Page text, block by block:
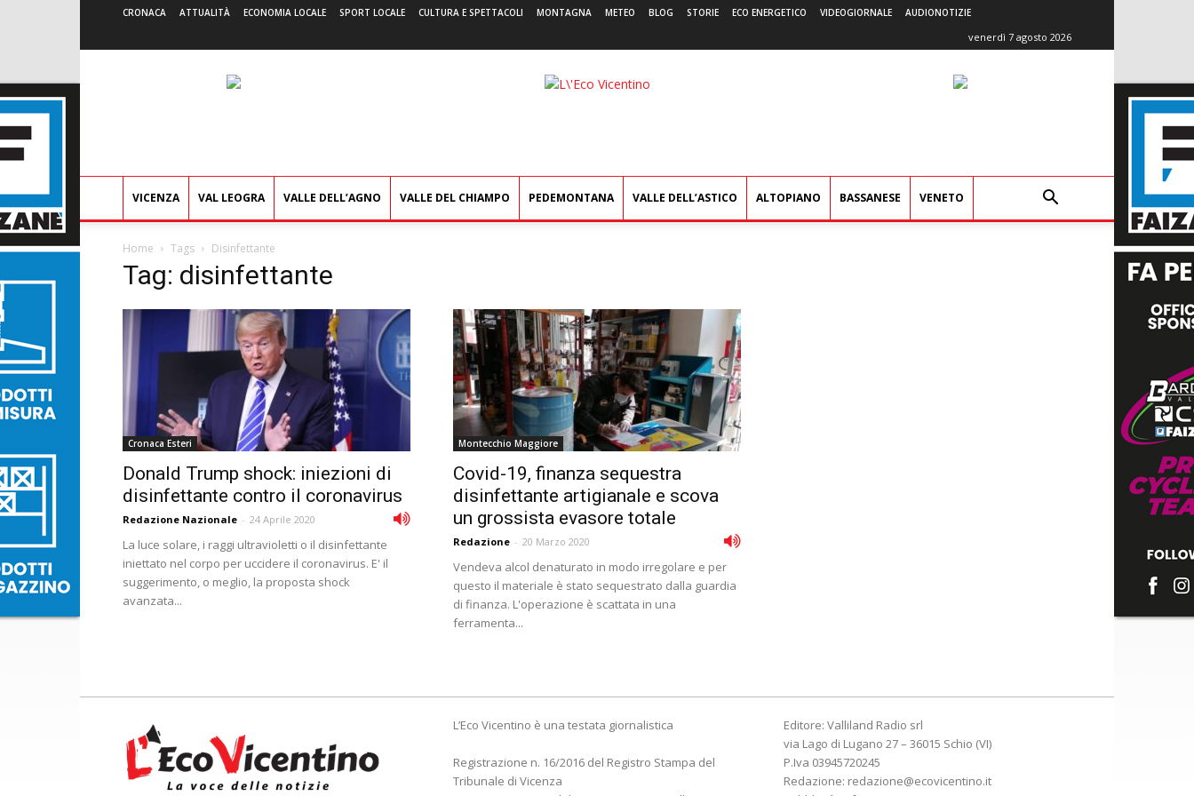
CRONACA ATTUALITÀ ECONOMIA LOCALE SPORT LOCALE CULTURA E SPETTACOLI MONTAGNA METEO BLOG STORIE ECO ENERGETICO VIDEOGIORNALE AUDIONOTIZIE
venerdì 7 agosto 2026
L'Eco
VICENZA VAL LEOGRA VALLE DELL’AGNO VALLE DEL CHIAMPO PEDEMONTANA VALLE DELL’ASTICO ALTOPIANO BASSANESE VENETO
Home Tags Disinfettante
Tag: disinfettante
Cronaca Esteri
Donald Trump shock: iniezioni di
disinfettante contro il coronavirus
Redazione Nazionale - 24 Aprile 2020
La luce solare, i raggi ultravioletti o il disinfettante
iniettato nel corpo per uccidere il coronavirus. E' il
suggerimento, o meglio, la proposta shock
avanzata...
Montecchio Maggiore
Covid-19, finanza sequestra
disinfettante artigianale e scova
un grossista evasore totale
Redazione - 20 Marzo 2020
Vendeva alcol denaturato in modo irregolare e per
questo il materiale è stato sequestrato dalla guardia
di finanza. L'operazione è scattata in una
ferramenta...
L’Eco Vicentino è una testata giornalistica
Registrazione n. 16/2016 del Registro Stampa del
Tribunale di Vicenza
Editore: Valliland Radio srl
via Lago di Lugano 27 – 36015 Schio (VI)
P.Iva 03945720245
Redazione: redazione@ecovicentino.it